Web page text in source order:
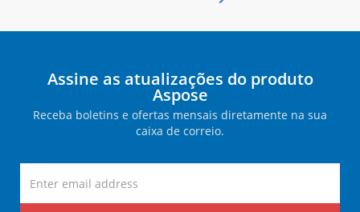
Assine as atualizações do produto
Aspose
Receba boletins e ofertas mensais diretamente na sua
caixa de correio.